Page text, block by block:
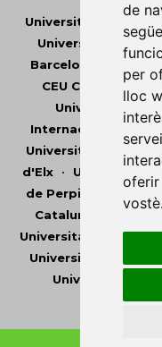
de
per
lloc
oferir
vostè.
Universitat Abat
Universitat
Barcelona
CEU Cardenal
Universitat de
Internacional de
Universitat de Lleida
d'Elx• Universitat
de Perpinyà Via
Catalunya
Universitat Pompeu
Universitat Rovira i
Universitat de